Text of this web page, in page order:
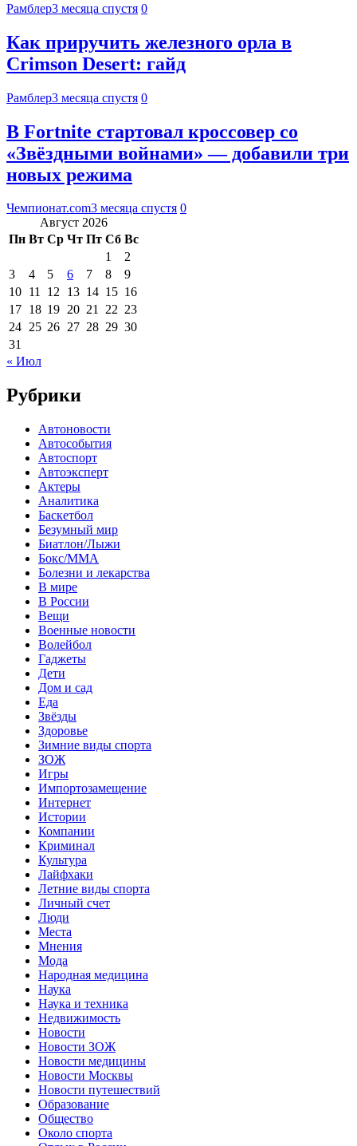
Рамблер3 месяца спустя 0
Как приручить железного орла в
Crimson Desert: гайд
Рамблер3 месяца спустя 0
В Fortnite стартовал кроссовер со
«Звёздными войнами» — добавили три
новых режима
Чемпионат.com3 месяца спустя 0
Август 2026
Пн Вт Ср Чт Пт Сб Вс
1
2
3
4 5 6 7 8
9
10 11 12 13 14 15 16
17 18 19 20 21 22 23
24 25 26 27 28 29 30
31
« Июл
Рубрики
Автоновости
Автособытия
Автоспорт
Автоэксперт
Актеры
Аналитика
Баскетбол
Безумный мир
Биатлон/Лыжи
Бокс/MMA
Болезни и лекарства
В мире
В России
Вещи
Военные новости
Волейбол
Гаджеты
Дети
Дом и сад
Еда
Звёзды
Здоровье
Зимние виды спорта
ЗОЖ
Игры
Импортозамещение
Интернет
Истории
Компании
Криминал
Культура
Лайфхаки
Летние виды спорта
Личный счет
Люди
Места
Мнения
Мода
Народная медицина
Наука
Наука и техника
Недвижимость
Новости
Новости ЗОЖ
Новости медицины
Новости Москвы
Новости путешествий
Образование
Общество
Около спорта